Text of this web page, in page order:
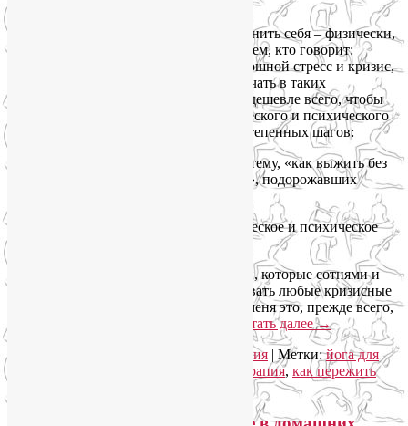
Нам сегодня, как никогда, важно сохранить себя – физически,
эмоционально, духовно. И это ответ всем, кто говорит:
«Сейчас руки до себя не доходят – сплошной стресс и кризис,
не до того». Именно с себя и нужно начать в таких
обстоятельствах! Что сделать проще и дешевле всего, чтобы
пережить стресс без ущерба для физического и психического
здоровья? С ходу я насчитала 7 первостепенных шагов:
1. Решительно пресечь свои страхи на тему, «как выжить без
западных фармацевтических поставок», подорожавших
2. Взять ответственность за своё физическое и психическое
3. Обратиться к наработкам дисциплин, которые сотнями и
тысячами лет помогали людям переживать любые кризисные
периоды в своей и общей жизни. Для меня это, прежде всего,
Читать далее→
Йогатерапия | Метки: йога для
йогатерапия, как пережить